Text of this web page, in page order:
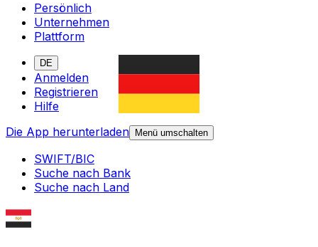
Persönlich
Unternehmen
Plattform
DE
Anmelden
Registrieren
Hilfe
Die App herunterladen
Menü umschalten
SWIFT/BIC
Suche nach Bank
Suche nach Land